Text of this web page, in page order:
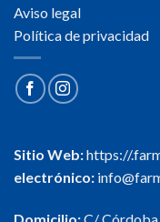
Aviso legal
Política de privacidad
Sitio Web:https://
electrónico: